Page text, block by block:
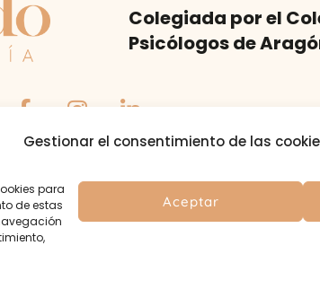
Gestionar el consentimiento de las
para
de estas
Aceptar
Colegiada por el
Psicólogos de